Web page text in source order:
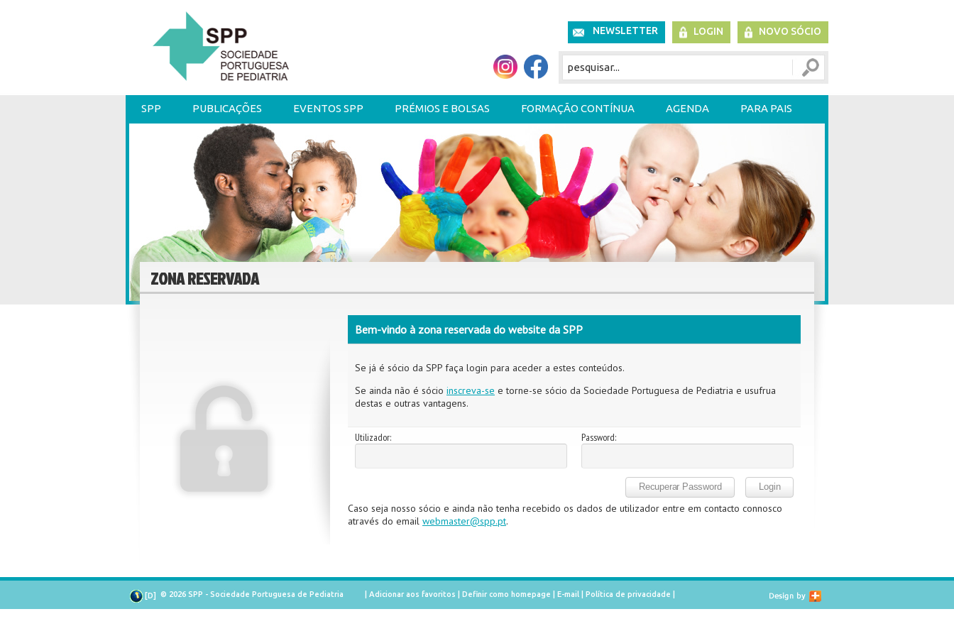
NEWSLETTER LOGIN NOVO SÓCIO
SPP PUBLICAÇÕES EVENTOS SPP PRÉMIOS E BOLSAS FORMAÇÃO CONTÍNUA AGENDA PARA PAIS
ZONA RESERVADA
Bem-vindo à zona reservada do website da SPP
Se já é sócio da SPP faça login para aceder a estes conteúdos.
Se ainda não é sócio inscreva-se e torne-se sócio da Sociedade Portuguesa de Pediatria e usufrua
destas e outras vantagens.
Utilizador: Password:
Caso seja nosso sócio e ainda não tenha recebido os dados de utilizador entre em contacto connosco
através do email webmaster@spp.pt.
[D] © 2026 SPP - Sociedade Portuguesa de Pediatria Adicionar aos favoritos Definir como homepage E-mail Política de privacidade